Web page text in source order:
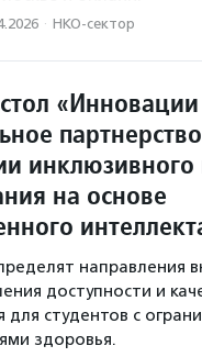
· НКО-сектор
«Инновации
партнерство
на основе
направления
доступности и
для студентов с
здоровья.